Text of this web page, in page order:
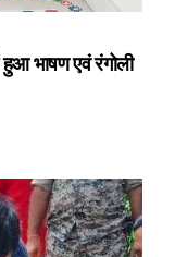
भाषण एवं रंगोली